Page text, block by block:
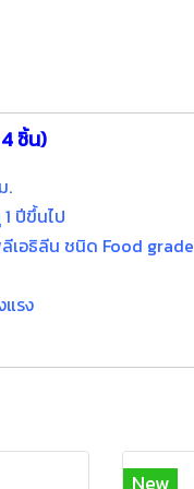
ชิ้น)
.
ปีขึ้นไป
เอธิลีน ชนิด Food grade
รง
New